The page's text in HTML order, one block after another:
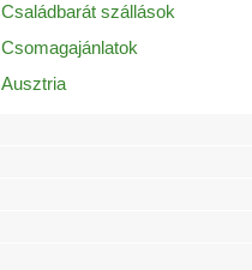
Családbarát szállások
Csomagajánlatok
Ausztria